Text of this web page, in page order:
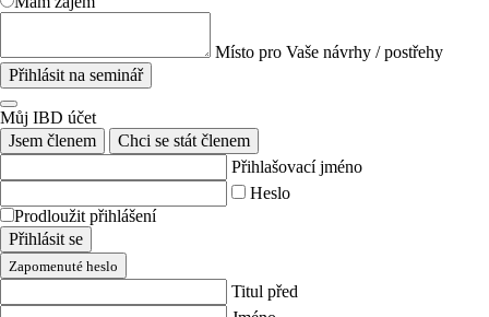
Místo pro Vaše návrhy / postřehy
Přihlásit na seminář
Můj IBD účet
Jsem členem
Chci se stát členem
Přihlašovací jméno
Heslo
Prodloužit přihlášení
Přihlásit se
Zapomenuté heslo
Titul před